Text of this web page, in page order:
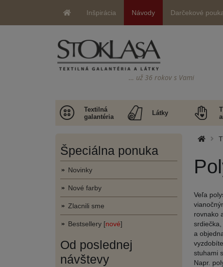
Inšpirácia Návody Darčekové
… už 36 rokov s Vami
Textilná
galantéria
Látky
Špeciálna ponuka
Novinky
Nové farby
Zlacnili sme
Bestsellery [nové]
Od poslednej
návštevy
Veľa
rovnako
a
stuhami
Napr.